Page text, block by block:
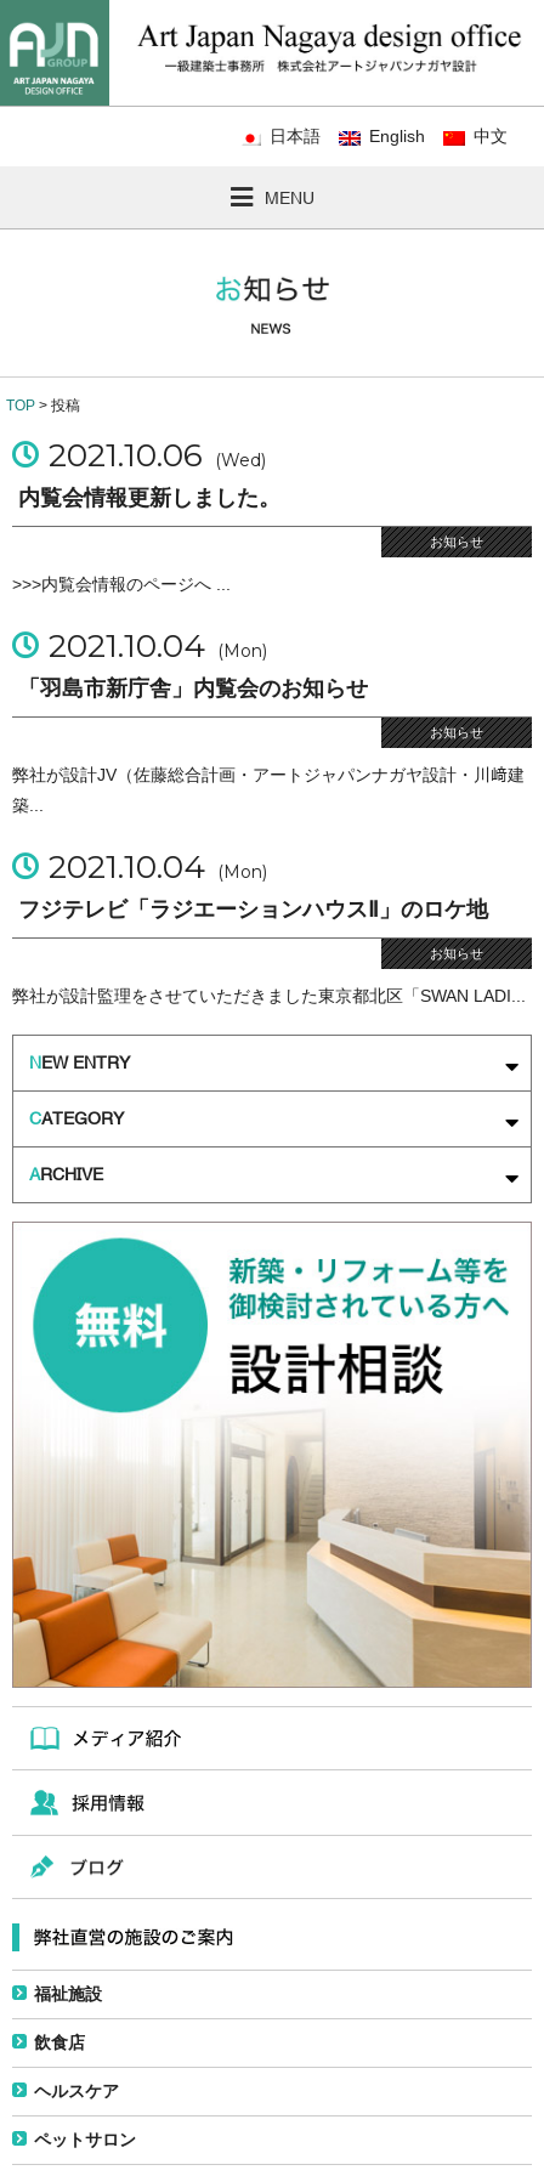
日本語 English 中文
MENU
TOP > 投稿
2021.10.06 (Wed)
内覧会情報更新しました。
お知らせ
>>>内覧会情報のページへ ...
2021.10.04 (Mon)
「羽島市新庁舎」内覧会のお知らせ
お知らせ
弊社が設計JV（佐藤総合計画・アートジャパンナガヤ設計・川﨑建
築...
2021.10.04 (Mon)
フジテレビ「ラジエーションハウスⅡ」のロケ地
お知らせ
弊社が設計監理をさせていただきました東京都北区「SWAN LADI...
NEW ENTRY
CATEGORY
ARCHIVE
福祉施設
飲食店
ヘルスケア
ペットサロン